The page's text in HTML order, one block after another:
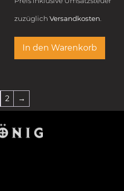
zuzüglich Versandkosten.
In den Warenkorb
2 →